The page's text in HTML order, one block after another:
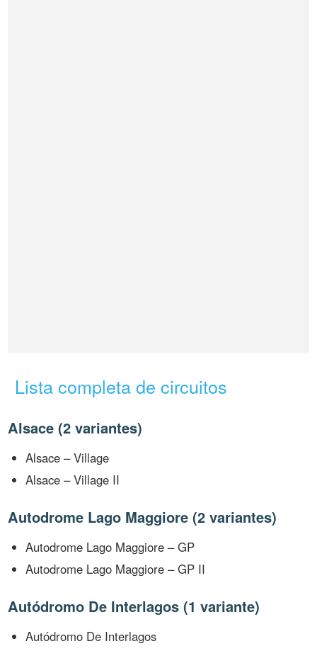
Lista completa de circuitos
Alsace (2 variantes)
Alsace – Village
Alsace – Village II
Autodrome Lago Maggiore (2 variantes)
Autodrome Lago Maggiore – GP
Autodrome Lago Maggiore – GP II
Autódromo De Interlagos (1 variante)
Autódromo De Interlagos